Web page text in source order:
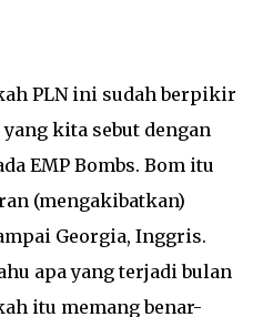
PLN ini sudah berpikir
kita sebut dengan
EMP Bombs. Bom itu
(mengakibatkan)
Georgia, Inggris.
apa yang terjadi bulan
itu memang benar-